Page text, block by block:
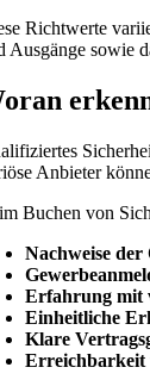
Richtwerte
Ausgänge sowie
Anbieter
Buchen von
Nachweise
Erfahrung mit
Einheitliche
Klare
Erreichbarkeit